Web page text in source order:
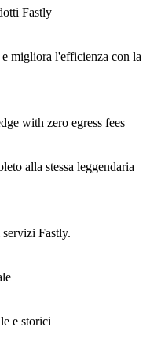
Fastly
migliora l'efficienza con la
with zero egress fees
alla stessa leggendaria
Fastly.
e storici